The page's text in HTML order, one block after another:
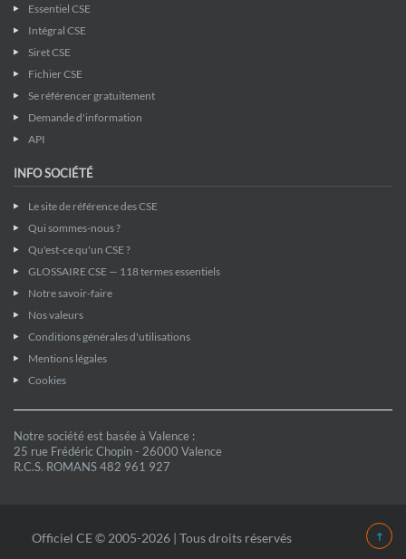
Essentiel CSE
Intégral CSE
Siret CSE
Fichier CSE
Se référencer gratuitement
Demande d'information
API
INFO SOCIÉTÉ
Le site de référence des CSE
Qui sommes-nous ?
Qu'est-ce qu'un CSE ?
GLOSSAIRE CSE — 118 termes essentiels
Notre savoir-faire
Nos valeurs
Conditions générales d'utilisations
Mentions légales
Cookies
Notre société est basée à Valence :
25 rue Frédéric Chopin - 26000 Valence
R.C.S. ROMANS 482 961 927
Officiel CE © 2005-2026 | Tous droits réservés